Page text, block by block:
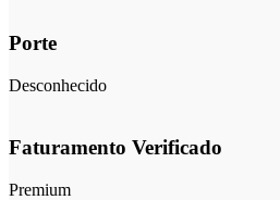
Porte
Desconhecido
Faturamento Verificado
Premium